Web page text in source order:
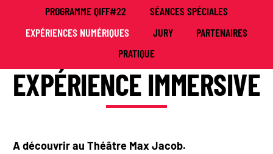
PROGRAMME QIFF#22
SÉANCES SPÉCIALES
EXPÉRIENCES NUMÉRIQUES
JURY
PARTENAIRES
PRATIQUE
EXPÉRIENCE IMMERSIVE
A découvrir au Théâtre Max Jacob.